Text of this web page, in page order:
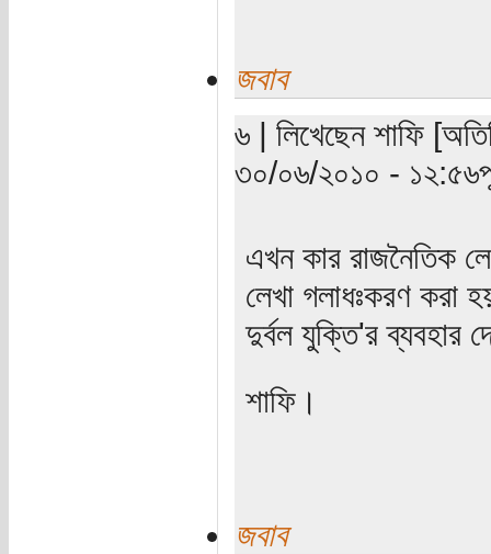
জবাব
৬ | লিখেছেন শাফি
৩০/০৬/২০১০ -
এখন কার রাজনৈতিক
লেখা গলাধঃকরণ করা
দুর্বল যুক্তি'র ব্যবহার
শাফি।
জবাব